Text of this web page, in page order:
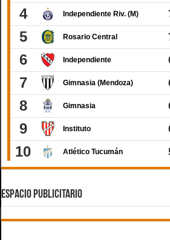
ESPACIO PUBLICITARIO